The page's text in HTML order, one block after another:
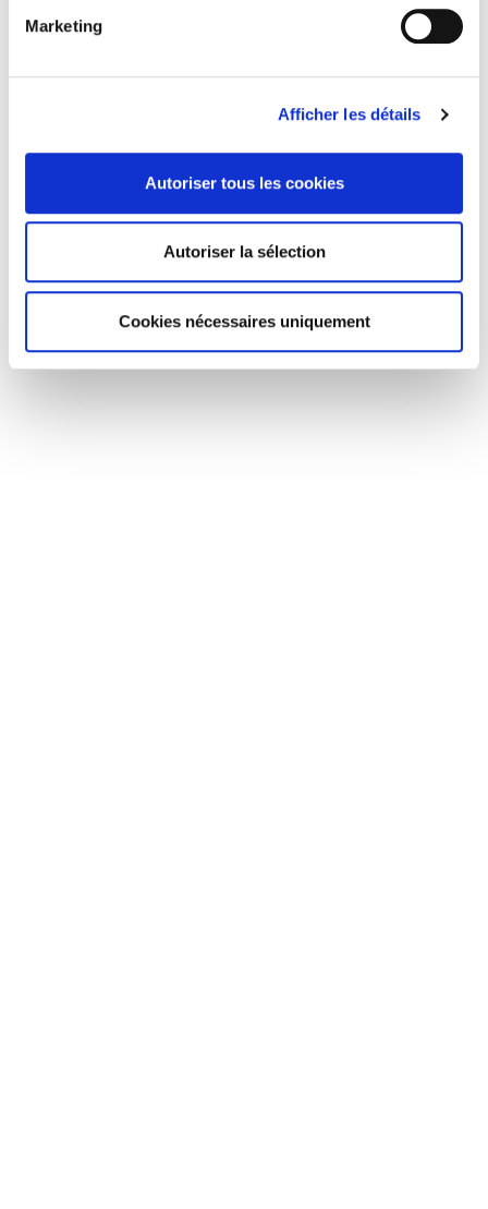
Marketing
Afficher les détails
Autoriser tous les cookies
Autoriser la sélection
Cookies nécessaires uniquement